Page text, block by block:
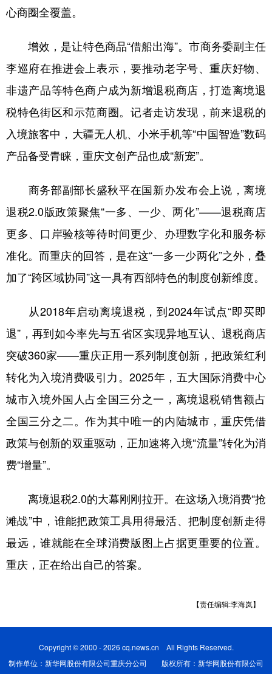
心商圈全覆盖。
增效，是让特色商品“借船出海”。市商务委副主任
李巡府在推进会上表示，要推动老字号、重庆好物、
非遗产品等特色商户成为新增退税商店，打造离境退
税特色街区和示范商圈。记者走访发现，前来退税的
入境旅客中，大疆无人机、小米手机等“中国智造”数码
产品备受青睐，重庆文创产品也成“新宠”。
商务部副部长盛秋平在国新办发布会上说，离境
退税2.0版政策聚焦“一多、一少、两化”——退税商店
更多、口岸验核等待时间更少、办理数字化和服务标
准化。而重庆的回答，是在这“一多一少两化”之外，叠
加了“跨区域协同”这一具有西部特色的制度创新维度。
从2018年启动离境退税，到2024年试点“即买即
退”，再到如今率先与五省区实现异地互认、退税商店
突破360家——重庆正用一系列制度创新，把政策红利
转化为入境消费吸引力。2025年，五大国际消费中心
城市入境外国人占全国三分之一，离境退税销售额占
全国三分之二。作为其中唯一的内陆城市，重庆凭借
政策与创新的双重驱动，正加速将入境“流量”转化为消
费“增量”。
离境退税2.0的大幕刚刚拉开。在这场入境消费“抢
滩战”中，谁能把政策工具用得最活、把制度创新走得
最远，谁就能在全球消费版图上占据更重要的位置。
重庆，正在给出自己的答案。
【责任编辑:李海岚】
Copyright © 2000 - 2026 cq.news.cn All Rights Reserved.
制作单位：新华网股份有限公司重庆分公司 版权所有：新华网股份有限公司